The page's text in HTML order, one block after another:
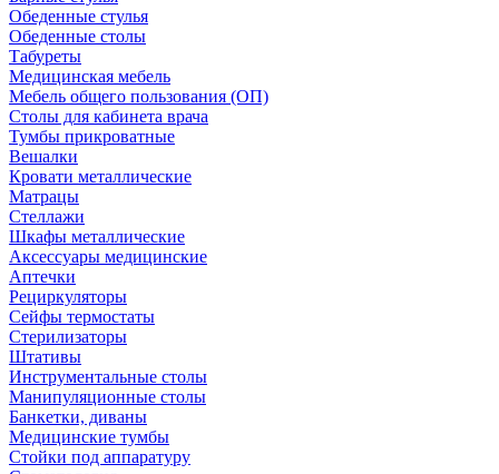
Обеденные стулья
Обеденные столы
Табуреты
Медицинская мебель
Мебель общего пользования (ОП)
Столы для кабинета врача
Тумбы прикроватные
Вешалки
Кровати металлические
Матрацы
Стеллажи
Шкафы металлические
Аксессуары медицинские
Аптечки
Рециркуляторы
Сейфы термостаты
Стерилизаторы
Штативы
Инструментальные столы
Манипуляционные столы
Банкетки, диваны
Медицинские тумбы
Стойки под аппаратуру